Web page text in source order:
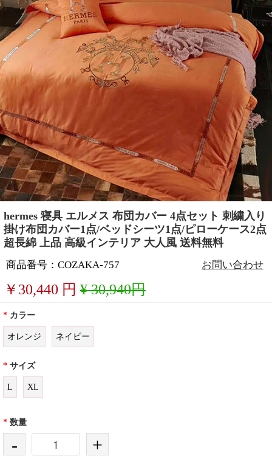
hermes 寝具 エルメス 布団カバー 4点セット 刺繍入り
掛け布団カバー1点/ベッドシーツ1点/ピローケース2点
超長綿 上品 高級インテリア 大人風 送料無料
商品番号：COZAKA-757 お問い合わせ
￥ 30,440 円 ¥ 30,940円
* カラー
オレンジ ネイビー
* サイズ
L XL
* 数量
- +